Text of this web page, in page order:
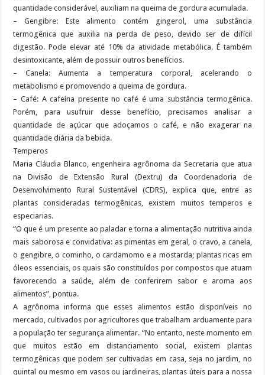
quantidade considerável, auxiliam na queima de gordura acumulada.
– Gengibre: Este alimento contém gingerol, uma substância
termogênica que auxilia na perda de peso, devido ser de difícil
digestão. Pode elevar até 10% da atividade metabólica. É também
desintoxicante, além de possuir outros benefícios.
– Canela: Aumenta a temperatura corporal, acelerando o
metabolismo e promovendo a queima de gordura.
– Café: A cafeína presente no café é uma substância termogênica.
Porém, para usufruir desse benefício, precisamos analisar a
quantidade de açúcar que adoçamos o café, e não exagerar na
quantidade diária da bebida.
Temperos
Maria Cláudia Blanco, engenheira agrônoma da Secretaria que atua
na Divisão de Extensão Rural (Dextru) da Coordenadoria de
Desenvolvimento Rural Sustentável (CDRS), explica que, entre as
plantas consideradas termogênicas, existem muitos temperos e
especiarias.
“O que é um presente ao paladar e torna a alimentação nutritiva ainda
mais saborosa e convidativa: as pimentas em geral, o cravo, a canela,
o gengibre, o cominho, o cardamomo e a mostarda; plantas ricas em
óleos essenciais, os quais são constituídos por compostos que atuam
favorecendo a saúde, além de conferirem sabor e aroma aos
alimentos”, pontua.
A agrônoma informa que esses alimentos estão disponíveis no
mercado, cultivados por agricultores que trabalham arduamente para
a população ter segurança alimentar. “No entanto, neste momento em
que muitos estão em distanciamento social, existem plantas
termogênicas que podem ser cultivadas em casa, seja no jardim, no
quintal ou mesmo em vasos ou jardineiras, plantas úteis para a nossa